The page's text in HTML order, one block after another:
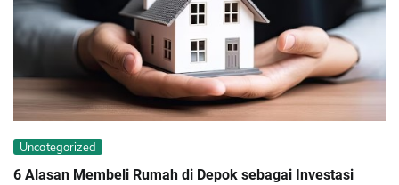
Uncategorized
6 Alasan Membeli Rumah di Depok sebagai Investasi